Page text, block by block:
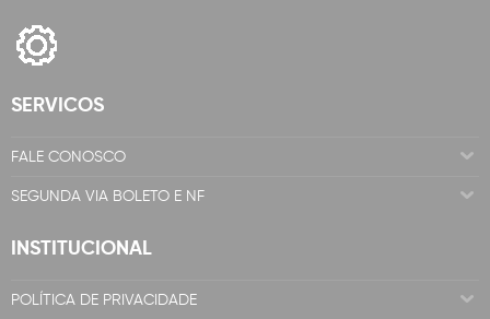
SERVICOS
FALE CONOSCO
SEGUNDA VIA BOLETO E NF
INSTITUCIONAL
POLÍTICA DE PRIVACIDADE